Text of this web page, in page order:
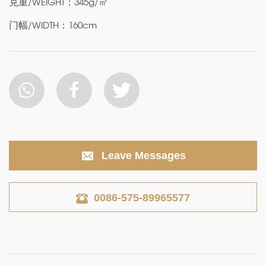
克重/WEIGHT：345g/㎡
门幅/WIDTH：160cm
Leave Messages
0086-575-89965577